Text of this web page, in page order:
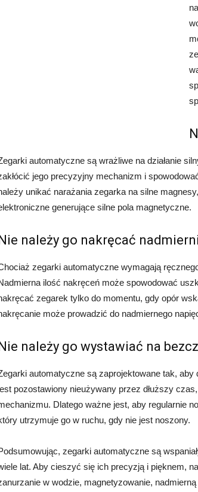
automatyczne są wrażliwe na działanie
jego precyzyjny mechanizm i
unikać narażania zegarka na silne
generujące silne pola magnetyczne.
należy go nakręcać
zegarki automatyczne wymagają
ilość nakręceń może spowodować
zegarek tylko do momentu, gdy opór
może prowadzić do nadmiernego
należy go wystawiać na
automatyczne są zaprojektowane tak,
pozostawiony nieużywany przez dłuższy
Dlatego ważne jest, aby regularnie
utrzymuje go w ruchu, gdy nie jest noszony.
zegarki automatyczne są
lat. Aby cieszyć się ich precyzją i pięknem,
w wodzie, magnetyzowanie,